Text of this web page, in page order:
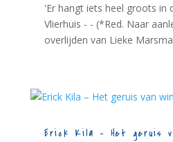
'Er hangt iets heel groots in
Vlierhuis - - (*Red. Naar
overlijden van Lieke
Erick Kila – Het geruis